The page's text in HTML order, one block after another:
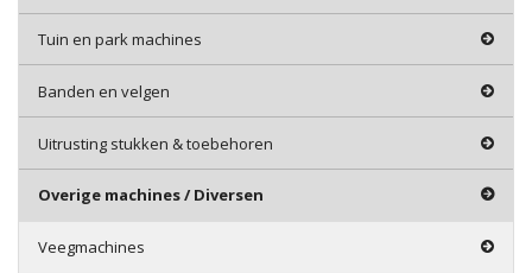
Tuin en park machines
Banden en velgen
Uitrusting stukken & toebehoren
Overige machines / Diversen
Veegmachines